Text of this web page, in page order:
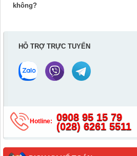
không?
HỖ TRỢ TRỰC TUYẾN
Hotline:
0908 95 15 79
(028) 6261 5511